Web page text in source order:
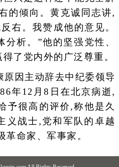
的倾向。黄克诚同志讲,
右。我赞成他的意见。
析。”他的坚强党性、
了党内外的广泛尊重。
因主动辞去中纪委领导
年12月8日在北京病逝,
予很高的评价,称他是久
义战士,党和军队的卓越
命家、军事家。